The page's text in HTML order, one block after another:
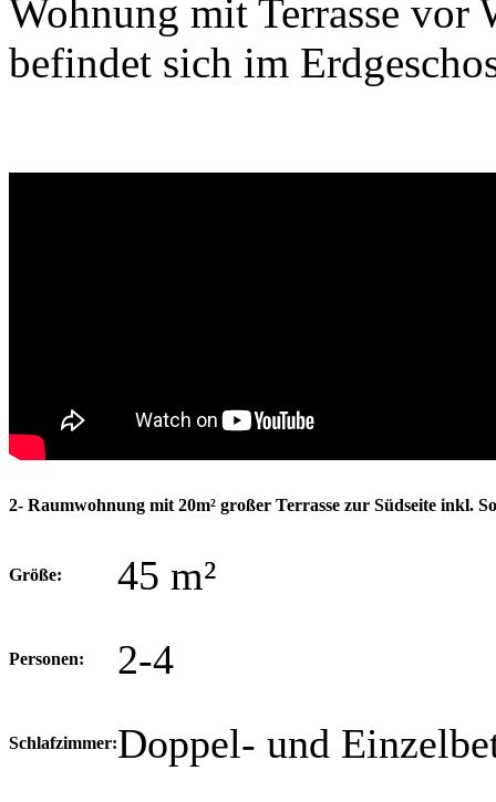
Wohnung mit Terrasse vor
befindet sich im
2- Raumwohnung mit 20m² großer Terrasse zur Südseite inkl.
Größe: 45 m²
Personen: 2-4
Schlafzimmer:Doppel- und